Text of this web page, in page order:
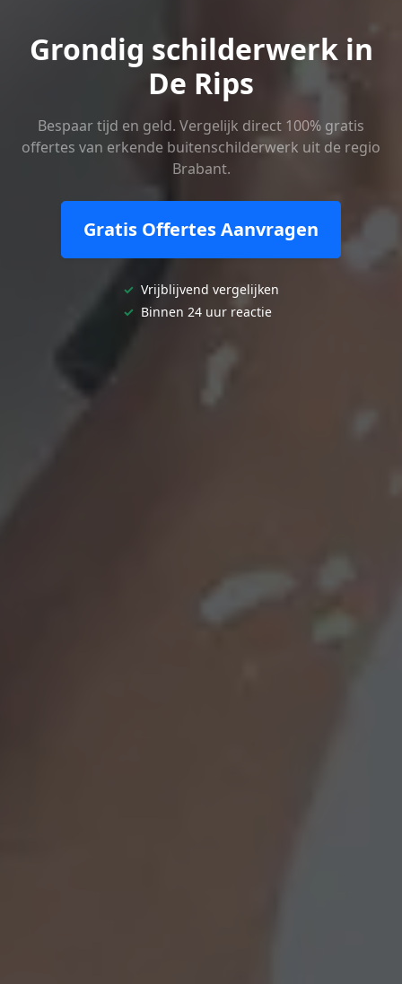
Grondig schilderwerk in
De Rips
Bespaar tijd en geld. Vergelijk direct 100% gratis
offertes van erkende buitenschilderwerk uit de regio
Brabant.
Gratis Offertes Aanvragen
✓ Vrijblijvend vergelijken
✓ Binnen 24 uur reactie